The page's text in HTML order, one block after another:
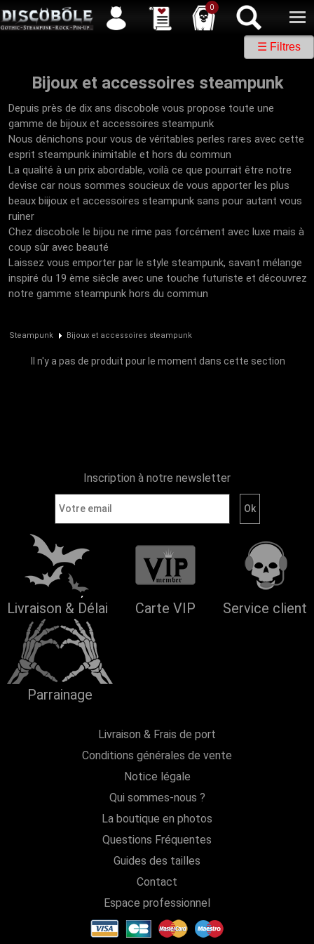
0
Service client 04 50 26 57 88 Newsletter | | Facebook
☰ Filtres
Bijoux et accessoires steampunk
Depuis près de dix ans discobole vous propose toute une
gamme de bijoux et accessoires steampunk
Nous dénichons pour vous de véritables perles rares avec cette
esprit steampunk inimitable et hors du commun
La qualité à un prix abordable, voilà ce que pourrait être notre
devise car nous sommes soucieux de vous apporter les plus
beaux biijoux et accessoires steampunk sans pour autant vous
ruiner
Chez discobole le bijou ne rime pas forcément avec luxe mais à
coup sûr avec beauté
Laissez vous emporter par le style steampunk, savant mélange
inspiré du 19 ème siècle avec une touche futuriste et découvrez
notre gamme steampunk hors du commun
Steampunk Bijoux et accessoires steampunk
Il n'y a pas de produit pour le moment dans cette section
Inscription à notre newsletter
Livraison & Délai Carte VIP Service client
Parrainage
Livraison & Frais de port
Conditions générales de vente
Notice légale
Qui sommes-nous ?
La boutique en photos
Questions Fréquentes
Guides des tailles
Contact
Espace professionnel